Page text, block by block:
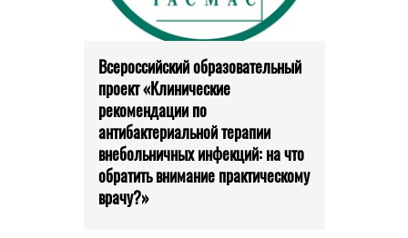
Всероссийский образовательный
проект «Клинические
рекомендации по
антибактериальной терапии
внебольничных инфекций: на что
обратить внимание практическому
врачу?»